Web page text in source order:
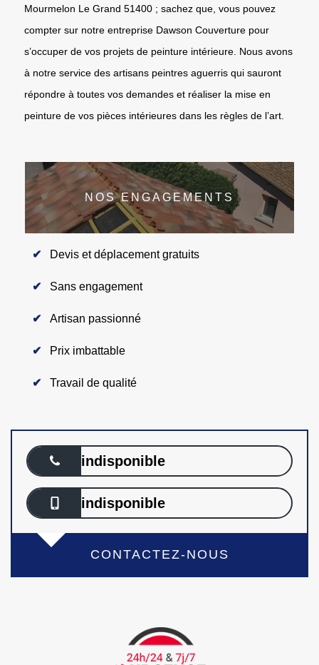
Mourmelon Le Grand 51400 ; sachez que, vous pouvez
compter sur notre entreprise Dawson Couverture pour
s’occuper de vos projets de peinture intérieure. Nous avons
à notre service des artisans peintres aguerris qui sauront
répondre à toutes vos demandes et réaliser la mise en
peinture de vos pièces intérieures dans les règles de l’art.
NOS ENGAGEMENTS
Devis et déplacement gratuits
Sans engagement
Artisan passionné
Prix imbattable
Travail de qualité
indisponible
indisponible
CONTACTEZ-NOUS